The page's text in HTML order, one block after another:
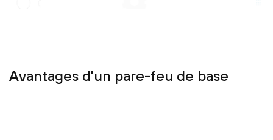
Avantages d'un pare-feu de base